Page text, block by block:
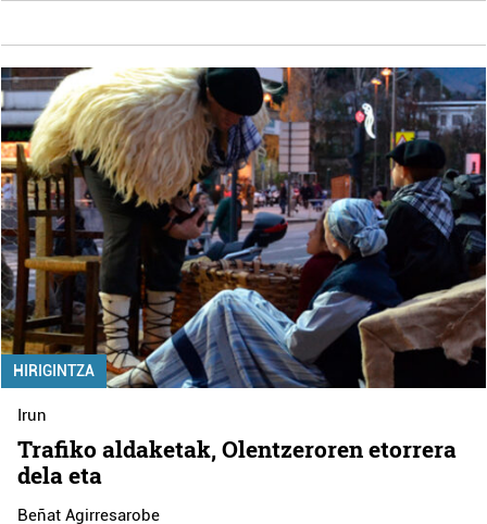
HIRIGINTZA
Irun
Trafiko aldaketak, Olentzeroren etorrera
dela eta
Beñat Agirresarobe